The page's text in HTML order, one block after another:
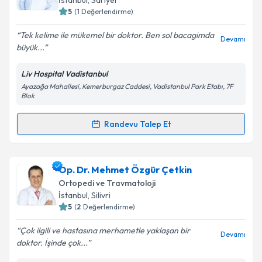
Kişisel verilerimin işlenmesine ilişkin
Metni'ni okudum ve kişisel verilerimin belirtilen
Takvim Talebini Gönder
5 (1 Değerlendirme)
Tek kelime ile mükemel bir doktor. Ben sol bacagimda
büyük...
Devamı
Liv Hospital Vadistanbul
Ayazağa Mahallesi, Kemerburgaz Caddesi, Vadistanbul Park Etabı, 7F
Blok
Randevu Talep Et
Randevu Takvimi Talebi
Doç. Dr. Ömer Kays Ünaliçin randevu takvimi talebi
oluşturun. Size bu uzmandan randevu almanız için bir
takvim hazırlandığında e-posta ile bilgilendireceğiz.
Op. Dr. Mehmet Özgür Çetkin
Ortopedi ve Travmatoloji
İstanbul, Silivri
5 (2 Değerlendirme)
Çok ilgili ve hastasına merhametle yaklaşan bir
doktor. İşinde çok...
Devamı